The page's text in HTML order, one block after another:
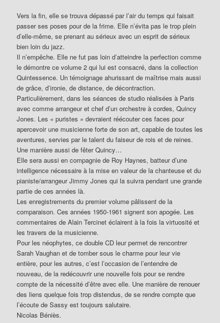
Vers la fin, elle se trouva dépassé par l’air du temps qui faisait
passer ses poses pour de la frime. Elle n’évita pas le trop plein
d’elle-même, se prenant au sérieux avec un esprit de sérieux
bien loin du jazz.
Il n’empêche. Elle ne fut pas loin d’atteindre la perfection comme
le démontre ce volume 2 qui lui est consacré, dans la collection
Quintessence. Un témoignage ahurissant de maîtrise mais aussi
de grâce, d’ironie, de distance, de décontraction.
Particulièrement, dans les séances de studio réalisées à Paris
avec comme arrangeur et chef d’un orchestre à cordes, Quincy
Jones. Les « puristes » devraient réécouter ces faces pour
apercevoir une musicienne forte de son art, capable de toutes les
aventures, servies par le talent du faiseur de rois et de reines.
Une manière aussi de fêter Quincy…
Elle sera aussi en compagnie de Roy Haynes, batteur d’une
intelligence nécessaire à la mise en valeur de la chanteuse et du
pianiste/arrangeur Jimmy Jones qui la suivra pendant une grande
partie de ces années là.
Les enregistrements du premier volume pâlissent de la
comparaison. Ces années 1950-1961 signent son apogée. Les
commentaires de Alain Tercinet éclairent à la fois la virtuosité et
les travers de la musicienne.
Pour les néophytes, ce double CD leur permet de rencontrer
Sarah Vaughan et de tomber sous le charme pour leur vie
entière, pour les autres, c’est l’occasion de l’entendre de
nouveau, de la redécouvrir une nouvelle fois pour se rendre
compte de la nécessité d’être avec elle. Une manière de renouer
des liens quelque fois trop distendus, de se rendre compte que
l’écoute de Sassy est toujours salutaire.
Nicolas Béniès.